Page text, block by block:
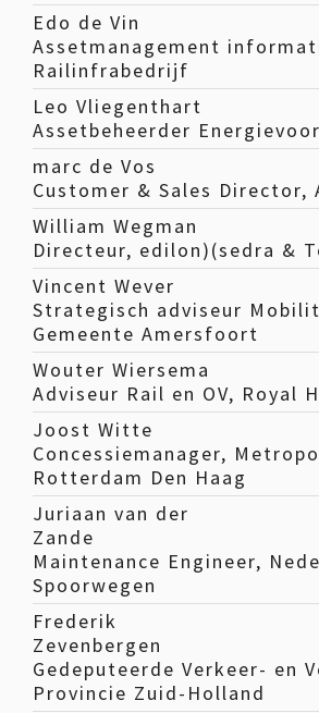
Edo de Vin
Assetmanagement
Railinfrabedrijf
Leo Vliegenthart
Assetbeheerder
marc de Vos
Customer & Sales Director,
William Wegman
Directeur, edilon)(sedra &
Vincent Wever
Strategisch adviseur
Gemeente Amersfoort
Wouter Wiersema
Adviseur Rail en OV, Royal
Joost Witte
Concessiemanager,
Rotterdam Den Haag
Juriaan van der
Zande
Maintenance Engineer,
Spoorwegen
Frederik
Zevenbergen
Gedeputeerde Verkeer- en
Provincie Zuid-Holland